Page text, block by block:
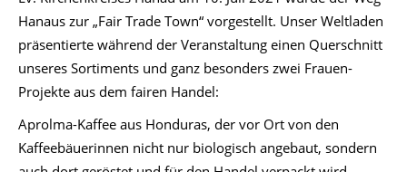
Hanaus zur „Fair Trade Town“ vorgestellt. Unser Weltladen
präsentierte während der Veranstaltung einen Querschnitt
unseres Sortiments und ganz besonders zwei Frauen-
Projekte aus dem fairen Handel:
Aprolma-Kaffee aus Honduras, der vor Ort von den
Kaffeebäuerinnen nicht nur biologisch angebaut, sondern